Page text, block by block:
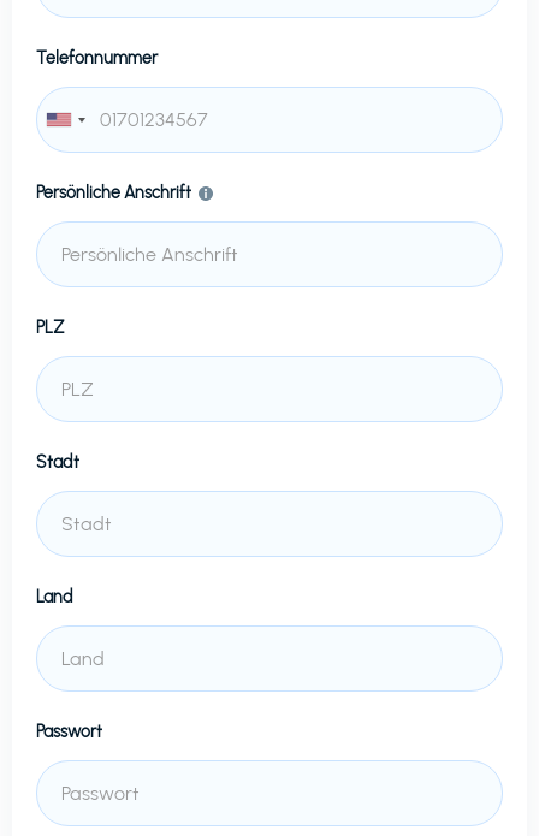
Telefonnummer
Persönliche Anschrift
PLZ
Stadt
Land
Passwort